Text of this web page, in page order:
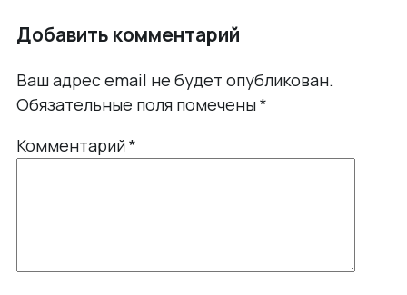
Добавить комментарий
Ваш адрес email не будет опубликован.
Обязательные поля помечены*
Комментарий*